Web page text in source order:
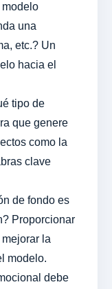
una
etc.? Un
hacia el
tipo de
que genere
como la
clave
de fondo es
Proporcionar
la
modelo.
debe